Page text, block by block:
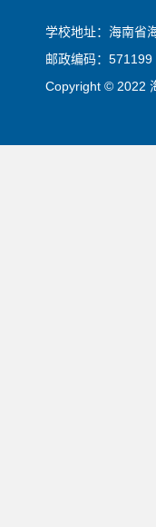
学校地址：海南省
邮政编码：571199
Copyright © 2022